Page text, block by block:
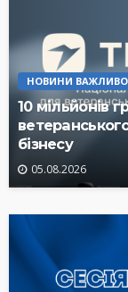
НОВИНИ
10 мільйонів
бізнесу
05.08.2026